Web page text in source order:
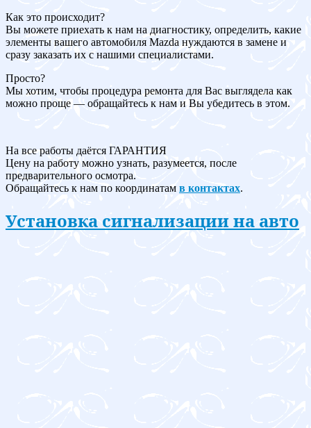
Как это происходит?
Вы можете приехать к нам на диагностику, определить, какие
элементы вашего автомобиля Mazda нуждаются в замене и
сразу заказать их с нашими специалистами.
Просто?
Мы хотим, чтобы процедура ремонта для Вас выглядела как
можно проще — обращайтесь к нам и Вы убедитесь в этом.
На все работы даётся ГАРАНТИЯ
Цену на работу можно узнать, разумеется, после
предварительного осмотра.
Обращайтесь к нам по координатам в контактах.
Установка сигнализации на авто